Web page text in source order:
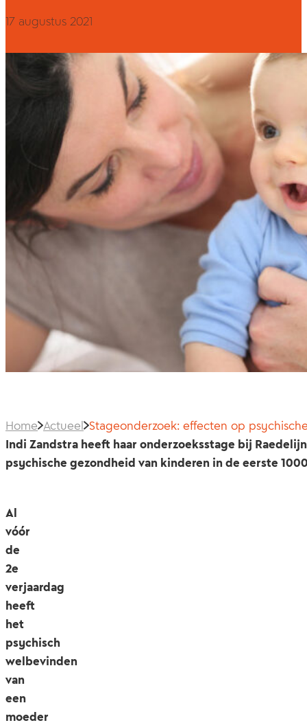
17 augustus 2021
Home Actueel Stageonderzoek: effecten op
Indi Zandstra heeft haar onderzoeksstage bij
psychische gezondheid van kinderen in de eerste
Al
vóór
de
2e
verjaardag
heeft
het
psychisch
welbevinden
van
een
moeder